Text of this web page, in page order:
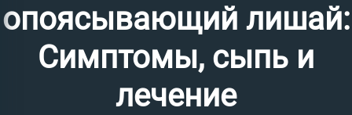
опоясывающий лишай:
Симптомы, сыпь и
лечение